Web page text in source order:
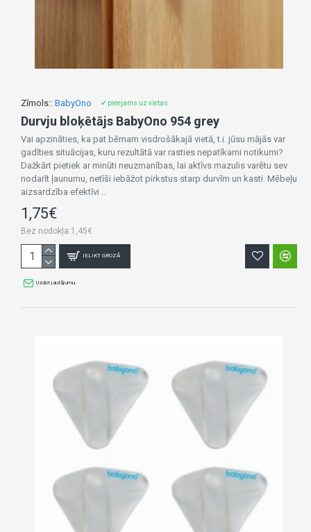
Zīmols:: BabyOno ✔ pieejams uz vietas
Durvju bloķētājs BabyOno 954 grey
Vai apzināties, ka pat bērnam visdrošākajā vietā, t.i. jūsu mājās var
gadīties situācijas, kuru rezultātā var rasties nepatīkami notikumi?
Dažkārt pietiek ar minūti neuzmanības, lai aktīvs mazulis varētu sev
nodarīt ļaunumu, netīši iebāžot pirkstus starp durvīm un kasti. Mēbeļu
aizsardzība efektīvi ..
1,75€
Bez nodokļa:1,45€
IELIKT GROZĀ
Uzdot jautājumu